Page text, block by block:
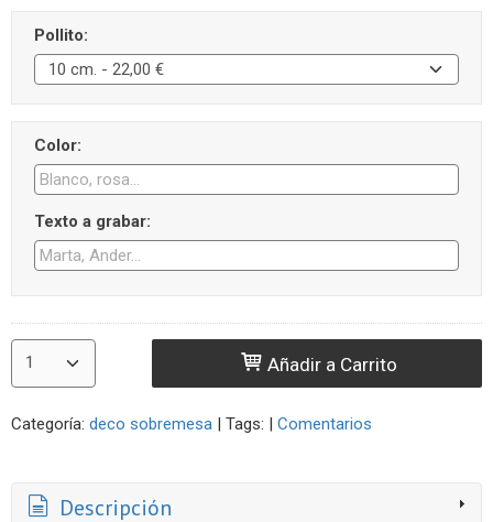
Pollito:
Color:
Texto a grabar:
Añadir a Carrito
Categoría: deco sobremesa | Tags: | Comentarios
Descripción